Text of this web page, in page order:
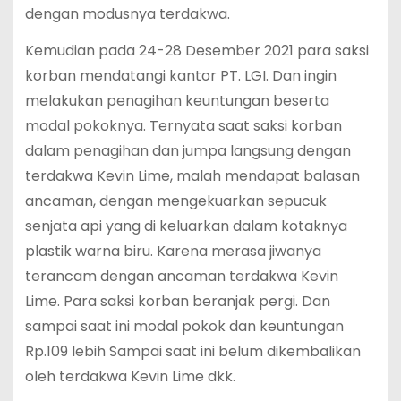
dengan modusnya terdakwa.
Kemudian pada 24-28 Desember 2021 para saksi
korban mendatangi kantor PT. LGI. Dan ingin
melakukan penagihan keuntungan beserta
modal pokoknya. Ternyata saat saksi korban
dalam penagihan dan jumpa langsung dengan
terdakwa Kevin Lime, malah mendapat balasan
ancaman, dengan mengekuarkan sepucuk
senjata api yang di keluarkan dalam kotaknya
plastik warna biru. Karena merasa jiwanya
terancam dengan ancaman terdakwa Kevin
Lime. Para saksi korban beranjak pergi. Dan
sampai saat ini modal pokok dan keuntungan
Rp.109 lebih Sampai saat ini belum dikembalikan
oleh terdakwa Kevin Lime dkk.